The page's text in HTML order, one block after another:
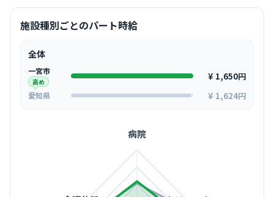
施設種別ごとのパート時給
全体
一宮市
高め ¥ 1,650円
愛知県 ¥ 1,624円
病院